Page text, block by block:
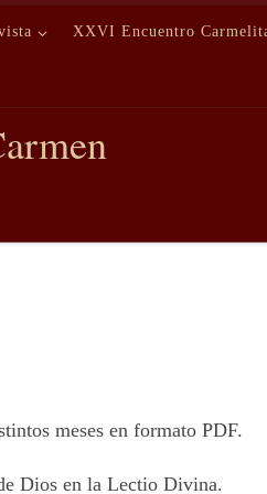
XXVI Encuentro
meses en formato PDF.
Dios en la Lectio Divina.